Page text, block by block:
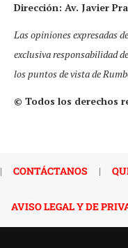
Dirección: Av. Javier
Las opiniones expresadas
exclusiva responsabilidad
los puntos de vista de
© Todos los derechos
| CONTÁCTANOS |
AVISO LEGAL Y DE